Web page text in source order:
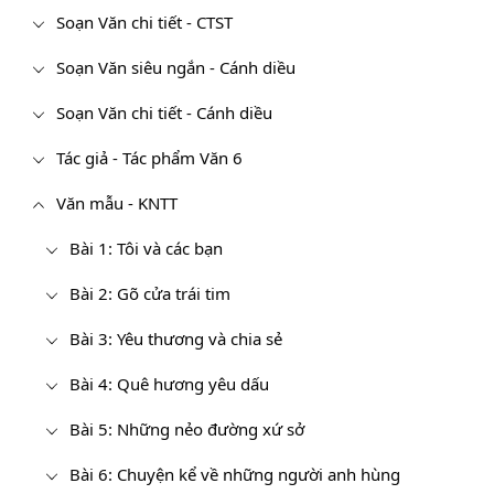
Soạn Văn chi tiết - CTST
Soạn Văn siêu ngắn - Cánh diều
Soạn Văn chi tiết - Cánh diều
Tác giả - Tác phẩm Văn 6
Văn mẫu - KNTT
Bài 1: Tôi và các bạn
Bài 2: Gõ cửa trái tim
Bài 3: Yêu thương và chia sẻ
Bài 4: Quê hương yêu dấu
Bài 5: Những nẻo đường xứ sở
Bài 6: Chuyện kể về những người anh hùng